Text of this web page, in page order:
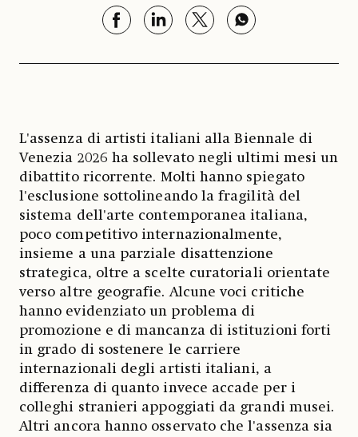
L'assenza di artisti italiani alla Biennale di
Venezia 2026 ha sollevato negli ultimi mesi un
dibattito ricorrente. Molti hanno spiegato
l'esclusione sottolineando la fragilità del
sistema dell'arte contemporanea italiana,
poco competitivo internazionalmente,
insieme a una parziale disattenzione
strategica, oltre a scelte curatoriali orientate
verso altre geografie. Alcune voci critiche
hanno evidenziato un problema di
promozione e di mancanza di istituzioni forti
in grado di sostenere le carriere
internazionali degli artisti italiani, a
differenza di quanto invece accade per i
colleghi stranieri appoggiati da grandi musei.
Altri ancora hanno osservato che l'assenza sia